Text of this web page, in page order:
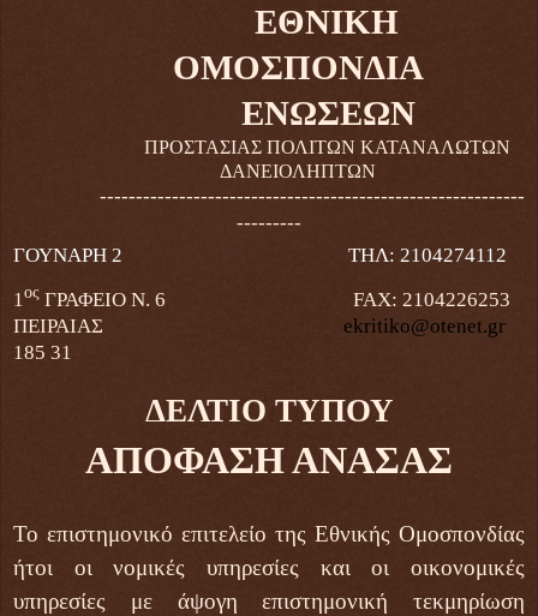
ΕΘΝΙΚΗ
ΟΜΟΣΠΟΝΔΙΑ
ΕΝΩΣΕΩΝ
ΠΡΟΣΤΑΣΙΑΣ ΠΟΛΙΤΩΝ ΚΑΤΑΝΑΛΩΤΩΝ
ΔΑΝΕΙΟΛΗΠΤΩΝ
-----------------------------------------------------------
---------
ΓΟΥΝΑΡΗ 2 ΤΗΛ: 2104274112
1ος ΓΡΑΦΕΙΟ Ν. 6 FAX: 2104226253
ΠΕΙΡΑΙΑΣ ekritiko@otenet.gr
185 31
ΔΕΛΤΙΟ ΤΥΠΟΥ
ΑΠΟΦΑΣΗ ΑΝΑΣΑΣ
Το επιστημονικό επιτελείο της Εθνικής Ομοσπονδίας
ήτοι οι νομικές υπηρεσίες και οι οικονομικές
υπηρεσίες με άψογη επιστημονική τεκμηρίωση